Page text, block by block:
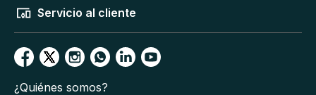
Servicio al cliente
¿Quiénes somos?